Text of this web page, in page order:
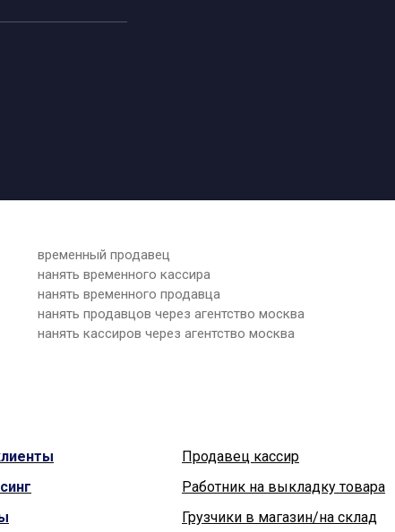
временный продавец
нанять временного кассира
нанять временного продавца
нанять продавцов через агентство москва
нанять кассиров через агентство москва
Грузчики в магазин/на склад
Работник на выкладку товара
Продавец кассир